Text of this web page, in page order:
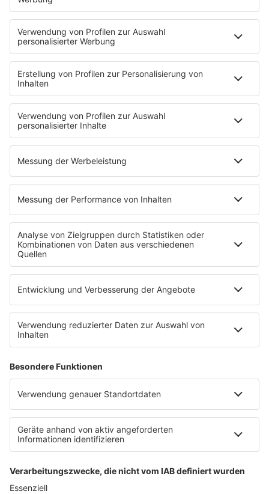
80s80s TECHNO
80s80s WAVE
80s80s XMAS
80s80s YACHT ROCK
60s und 70s gibt es auf NORA
Musik
80s Musik in der DDR
Peters Pop Stories
News
Songsuche
Voting
Countdown
Wunschtitel
Service
Kontakt
Datenschutz
Datenschutzeinstellungen
Impressum
90s90s.de
Werbung buchen
Teilnahmebedingungen
depechemode.de
Jobs bei 80s80s